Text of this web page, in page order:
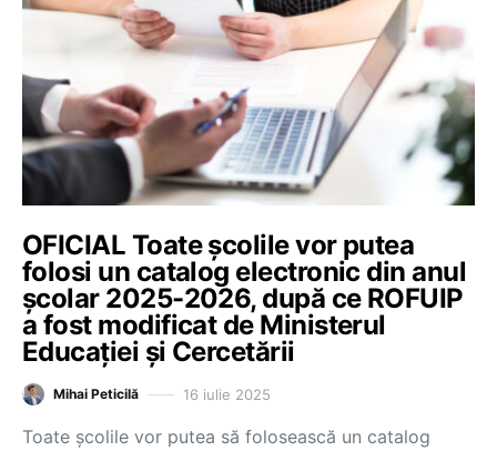
OFICIAL Toate școlile vor putea
folosi un catalog electronic din anul
școlar 2025-2026, după ce ROFUIP
a fost modificat de Ministerul
Educației și Cercetării
Mihai Peticilă 16 iulie 2025
Toate școlile vor putea să folosească un catalog